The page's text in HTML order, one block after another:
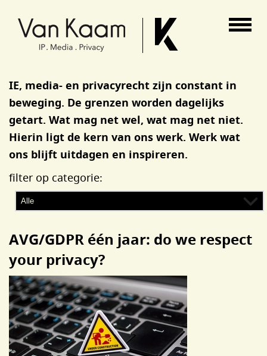
IE, media- en privacyrecht zijn constant in
beweging. De grenzen worden dagelijks
getart. Wat mag net wel, wat mag net niet.
Hierin ligt de kern van ons werk. Werk wat
ons blijft uitdagen en inspireren.
filter op categorie:
AVG/GDPR één jaar: do we respect
your privacy?